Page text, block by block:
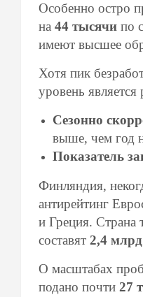
Особенно остро
на 44 тысячи по
имеют высшее
Хотя пик
уровень
Сезонно
выше, чем год
Показатель
Финляндия,
антирейтинг
и Греция. Страна
составят 2,4
О масштабах
подано почти 27